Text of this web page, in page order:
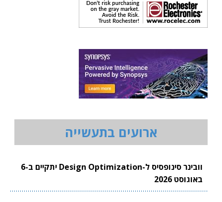
ארועים בתעשייה
וובינר סינופסיס ל-Design Optimization יתקיים ב-6
באוגוסט 2026